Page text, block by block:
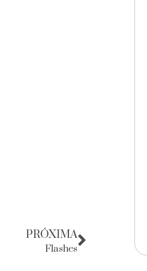
PRÓXIMA
Flashes